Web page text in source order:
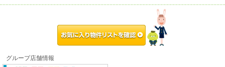
グループ店舗情報